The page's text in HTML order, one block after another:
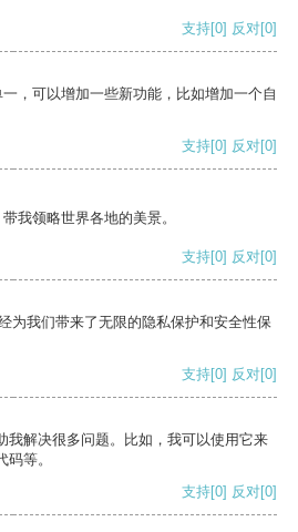
支持[0] 反对[0]
，可以增加一些新功能，比如增加一个自
支持[0] 反对[0]
我领略世界各地的美景。
支持[0] 反对[0]
为我们带来了无限的隐私保护和安全性保
支持[0] 反对[0]
我解决很多问题。比如，我可以使用它来
等。
支持[0] 反对[0]